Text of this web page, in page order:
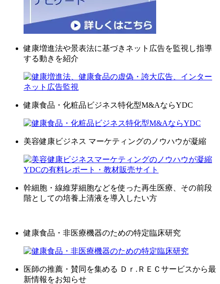
健康増進法や景表法に基づきネット広告を監視し指導
する動きを紹介
健康食品・化粧品ビジネス特化型M&AならYDC
美容健康ビジネス マーケティングのノウハウが凝縮
幹細胞・線維芽細胞などを使った再生医療、その前段
階としての培養上清液を導入したい方
健康食品・非医療機器のための特定臨床研究
医師の推薦・賛同を集める Ｄｒ.ＲＥＣサービスから最
新情報をお知らせ